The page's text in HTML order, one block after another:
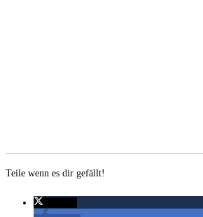
Teile wenn es dir gefällt!